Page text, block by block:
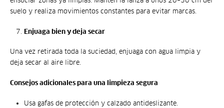
suelo y realiza movimientos constantes para evitar marcas.
Enjuaga bien y deja secar
Una vez retirada toda la suciedad, enjuaga con agua limpia y
deja secar al aire libre.
Consejos adicionales para una limpieza segura
Usa gafas de protección y calzado antideslizante.